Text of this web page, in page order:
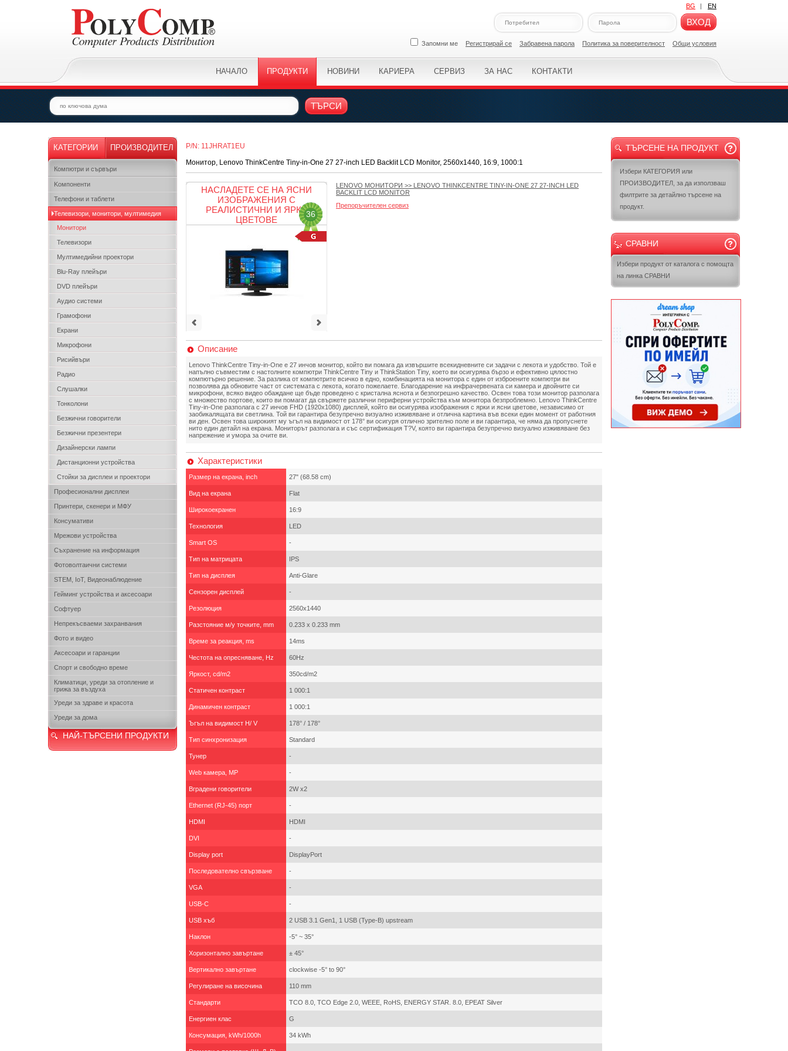
BG | EN
ВХОД
Запомни ме Регистрирай се Забравена парола Политикa за поверителност Общи условия
НАЧАЛО ПРОДУКТИ НОВИНИ КАРИЕРА СЕРВИЗ ЗА НАС КОНТАКТИ
ТЪРСИ
КАТЕГОРИИ ПРОИЗВОДИТЕЛ
Компютри и сървъри
Kомпоненти
Телефони и таблети
Телевизори, монитори, мултимедия
Монитори
Телевизори
Мултимедийни проектори
Blu-Ray плейъри
DVD плейъри
Аудио системи
Грамофони
Екрани
Микрофони
Рисийвъри
Радио
Слушалки
Тонколони
Безжични говорители
Безжични презентери
Дизайнерски лампи
Дистанционни устройства
Стойки за дисплеи и проектори
Професионални дисплеи
Принтери, скенери и МФУ
Консумативи
Мрежови устройства
Съхранение на информация
Фотоволтаични системи
STEM, IoT, Видеонаблюдение
Гейминг устройства и аксесоари
Софтуер
Непрекъсваеми захранвания
Фото и видео
Аксесоари и гаранции
Спорт и свободно време
Климатици, уреди за отопление и
грижа за въздуха
Уреди за здраве и красота
Уреди за дома
НАЙ-ТЪРСЕНИ ПРОДУКТИ
P/N: 11JHRAT1EU
Монитор, Lenovo ThinkCentre Tiny-in-One 27 27-inch LED Backlit LCD Monitor, 2560x1440, 16:9, 1000:1
НАСЛАДЕТЕ СЕ НА ЯСНИ
ИЗОБРАЖЕНИЯ С
РЕАЛИСТИЧНИ И ЯРКИ
ЦВЕТОВЕ
36
LENOVO МОНИТОРИ >> LENOVO THINKCENTRE TINY-IN-ONE 27 27-INCH LED
BACKLIT LCD MONITOR
Препоръчителен сервиз
Описание
Lenovo ThinkCentre Tiny-in-One е 27 инчов монитор, който ви помага да извършите всекидневните си задачи с лекота и удобство. Той е
напълно съвместим с настолните компютри ThinkCentre Tiny и ThinkStation Tiny, което ви осигурява бързо и ефективно цялостно
компютърно решение. За разлика от компютрите всичко в едно, комбинацията на монитора с един от изброените компютри ви
позволява да обновите част от системата с лекота, когато пожелаете. Благодарение на инфрачервената си камера и двойните си
микрофони, всяко видео обаждане ще бъде проведено с кристална яснота и безпогрешно качество. Освен това този монитор разполага
с множество портове, които ви помагат да свържете различни периферни устройства към монитора безпроблемно. Lenovo ThinkCentre
Tiny-in-One разполага с 27 инчов FHD (1920x1080) дисплей, който ви осигурява изображения с ярки и ясни цветове, независимо от
заобикалящата ви светлина. Той ви гарантира безупречно визуално изживяване и отлична картина във всеки един момент от работния
ви ден. Освен това широкият му ъгъл на видимост от 178° ви осигуря отлично зрително поле и ви гарантира, че няма да пропуснете
нито един детайл на екрана. Мониторът разполага и със сертификация T?V, която ви гарантира безупречно визуално изживяване без
напрежение и умора за очите ви.
Характеристики
Размер на екрана, inch 27" (68.58 cm)
Вид на екрана Flat
Широкоекранен 16:9
Технология LED
Smart OS -
Тип на матрицата IPS
Тип на дисплея Anti-Glare
Сензорен дисплей -
Резолюция 2560x1440
Разстояние м/у точките, mm 0.233 x 0.233 mm
Време за реакция, ms 14ms
Честота на опресняване, Hz 60Hz
Яркост, cd/m2 350cd/m2
Статичен контраст 1 000:1
Динамичен контраст 1 000:1
Ъгъл на видимост H/ V 178° / 178°
Тип синхронизация Standard
Тунер -
Web камера, MP -
Вградени говорители 2W x2
Ethernet (RJ-45) порт -
HDMI HDMI
DVI -
Display port DisplayPort
Последователно свързване -
VGA -
USB-C -
USB хъб 2 USB 3.1 Gen1, 1 USB (Type-B) upstream
Наклон -5° ~ 35°
Хоризонтално завъртане ± 45°
Вертикално завъртане clockwise -5° to 90°
Регулиране на височина 110 mm
Стандарти TCO 8.0, TCO Edge 2.0, WEEE, RoHS, ENERGY STAR. 8.0, EPEAT Silver
Енергиен клас G
Консумация, kWh/1000h 34 kWh
ТЪРСЕНЕ НА ПРОДУКТ
Избери КАТЕГОРИЯ или
ПРОИЗВОДИТЕЛ, за да използваш
филтрите за детайлно търсене на
продукт.
СРАВНИ
Избери продукт от каталога с помощта
на линка СРАВНИ